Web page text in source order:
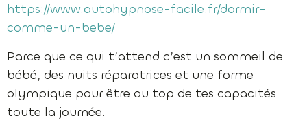
https://www.autohypnose-facile.fr/dormir-
comme-un-bebe/
Parce que ce qui t’attend c’est un sommeil de
bébé, des nuits réparatrices et une forme
olympique pour être au top de tes capacités
toute la journée.